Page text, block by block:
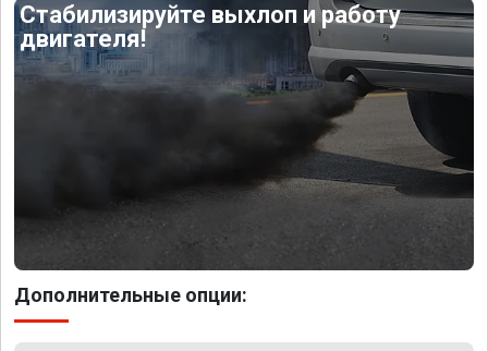
Стабилизируйте выхлоп и работу
двигателя!
Дополнительные опции: